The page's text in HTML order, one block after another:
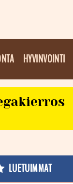
HYVINVOINTI
LUETUIMMAT